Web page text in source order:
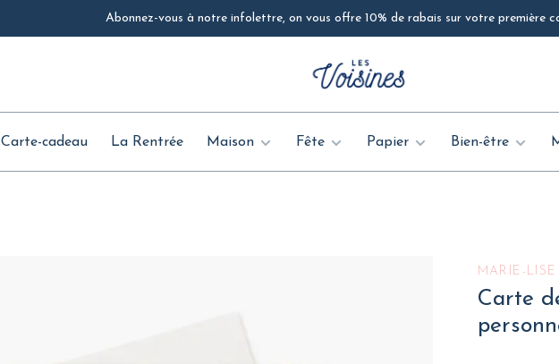
Abonnez-vous à notre infolettre, on vous offre 10% de rabais sur votre première
Carte-cadeau La Rentrée Maison Fête Papier Bien-être
MARIE-LISE
Carte